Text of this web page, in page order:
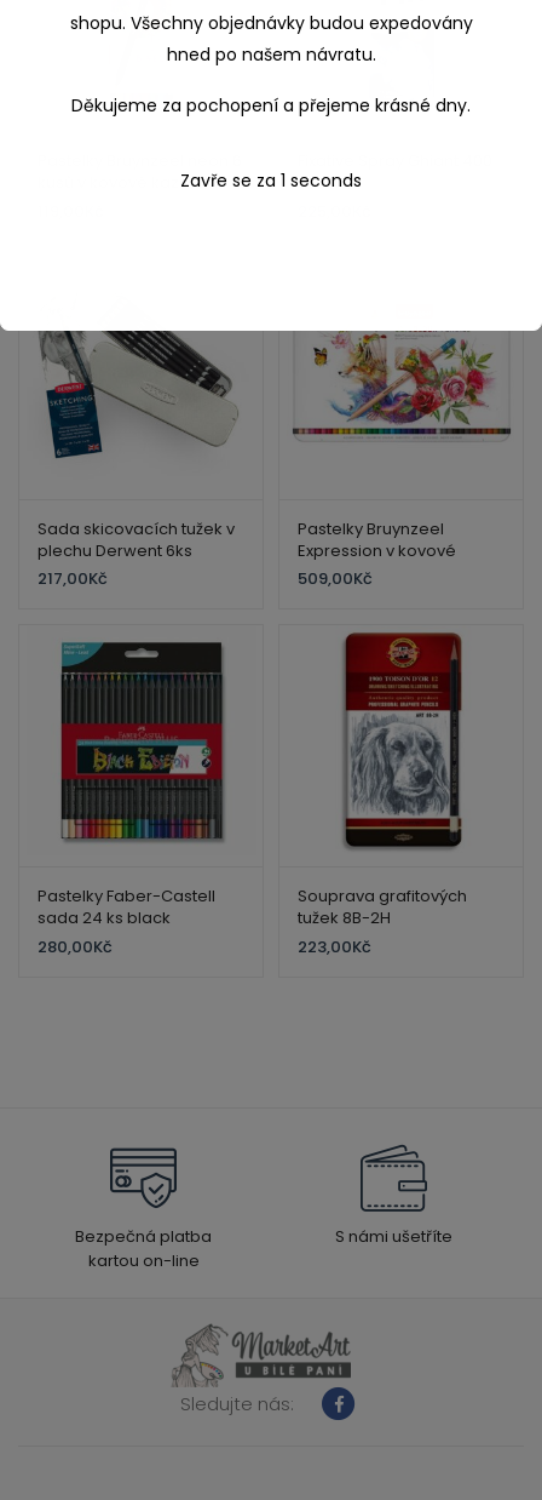
kusů v kovové kazetě
ml
Sada skicovacích tužek v
plechu Derwent 6ks
217,00Kč
Pastelky Bruynzeel
Expression v kovové
kazetě 36 ks
509,00Kč
Pastelky Faber-Castell
sada 24 ks black
280,00Kč
Souprava grafitových
tužek 8B-2H
223,00Kč
Bezpečná platba
kartou on-line
S námi ušetříte
Sledujte nás:
shopu. Všechny objednávky budou expedovány
hned po našem návratu.
Děkujeme za pochopení a přejeme krásné dny.
Zavře se za 1 seconds